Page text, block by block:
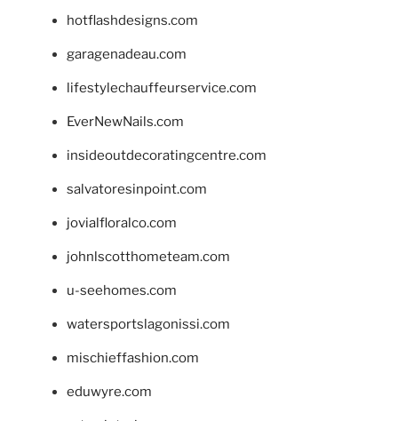
hotflashdesigns.com
garagenadeau.com
lifestylechauffeurservice.com
EverNewNails.com
insideoutdecoratingcentre.com
salvatoresinpoint.com
jovialfloralco.com
johnlscotthometeam.com
u-seehomes.com
watersportslagonissi.com
mischieffashion.com
eduwyre.com